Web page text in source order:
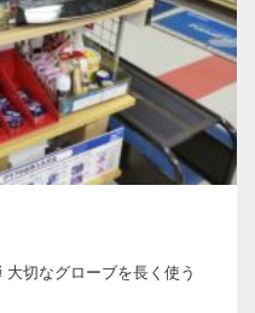
切なグローブを長く使う